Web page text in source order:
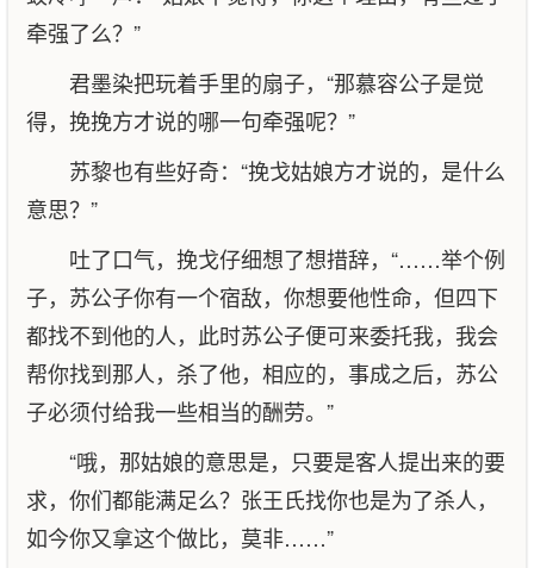
牵强了么？”
君墨染把玩着手里的扇子，“那慕容公子是觉
得，挽挽方才说的哪一句牵强呢？”
苏黎也有些好奇：“挽戈姑娘方才说的，是什么
意思？”
吐了口气，挽戈仔细想了想措辞，“……举个例
子，苏公子你有一个宿敌，你想要他性命，但四下
都找不到他的人，此时苏公子便可来委托我，我会
帮你找到那人，杀了他，相应的，事成之后，苏公
子必须付给我一些相当的酬劳。”
“哦，那姑娘的意思是，只要是客人提出来的要
求，你们都能满足么？张王氏找你也是为了杀人，
如今你又拿这个做比，莫非……”